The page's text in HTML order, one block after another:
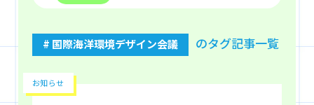
# 国際海洋環境デザイン会議 のタグ記事一覧
お知らせ